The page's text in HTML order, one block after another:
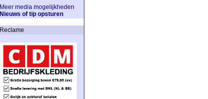
Meer media mogelijkheden
Nieuws of tip opsturen
Reclame